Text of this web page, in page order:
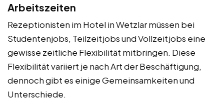
Arbeitszeiten
Rezeptionisten im Hotel in Wetzlar müssen bei
Studentenjobs, Teilzeitjobs und Vollzeitjobs eine
gewisse zeitliche Flexibilität mitbringen. Diese
Flexibilität variiert je nach Art der Beschäftigung,
dennoch gibt es einige Gemeinsamkeiten und
Unterschiede.